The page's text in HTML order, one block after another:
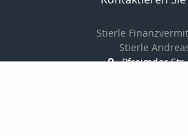
Stierle
Stierle
Pfreimder